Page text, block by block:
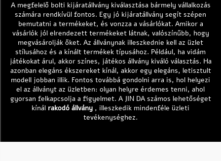
A megfelelő bolti kijáratállvány kiválasztása bármely vállalkozás
számára rendkívül fontos. Egy jó kijáratállvány segít szépen
bemutatni a termékeket, és vonzza a vásárlókat. Amikor a
vásárlók jól elrendezett termékeket látnak, valószínűbb, hogy
megvásárolják őket. Az állványnak illeszkednie kell az üzlet
stílusához és a kínált termékek típusához. Például, ha vidám
játékokat árul, akkor színes, játékos állvány kiváló választás. Ha
azonban elegáns ékszereket kínál, akkor egy elegáns, letisztult
modell jobban illik. Fontos továbbá gondolni arra is, hol helyezi
el az állványt az üzletben: olyan helyre érdemes tenni, ahol
gyorsan felkapcsolja a figyelmet. A JIN DA számos lehetőséget
kínál rakodó állvány , illeszkedik mindenféle üzleti
tevékenységhez.